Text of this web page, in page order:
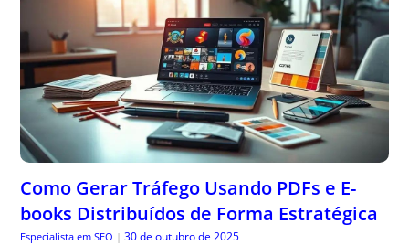
Como Gerar Tráfego Usando PDFs e E-
books Distribuídos de Forma Estratégica
Especialista em SEO | 30 de outubro de 2025